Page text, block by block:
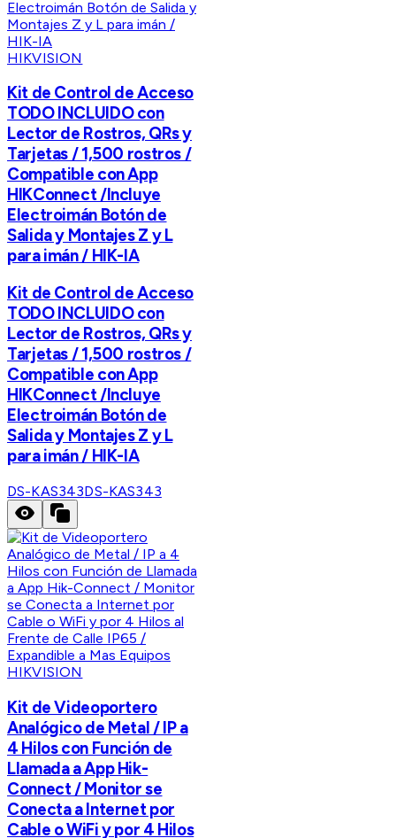
HIKVISION
Kit de Control de Acceso
TODO INCLUIDO con
Lector de Rostros, QRs y
Tarjetas / 1,500 rostros /
Compatible con App
HIKConnect /Incluye
Electroimán Botón de
Salida y Montajes Z y L
para imán / HIK-IA
Kit de Control de Acceso
TODO INCLUIDO con
Lector de Rostros, QRs y
Tarjetas / 1,500 rostros /
Compatible con App
HIKConnect /Incluye
Electroimán Botón de
Salida y Montajes Z y L
para imán / HIK-IA
DS-KAS343DS-KAS343
HIKVISION
Kit de Videoportero
Analógico de Metal / IP a
4 Hilos con Función de
Llamada a App Hik-
Connect / Monitor se
Conecta a Internet por
Cable o WiFi y por 4 Hilos